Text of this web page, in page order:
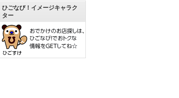
ひごなび！イメージキャラク
ター